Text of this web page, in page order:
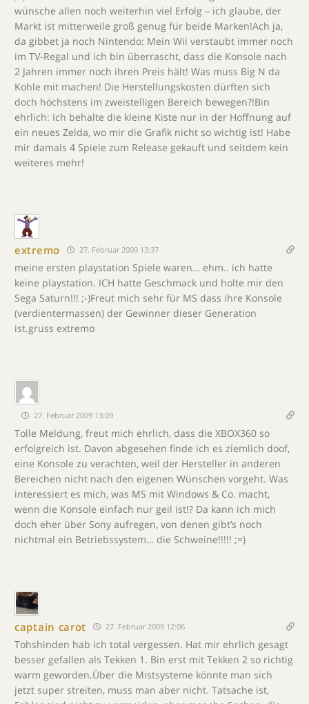
wünsche allen noch weiterhin viel Erfolg – ich glaube, der
Markt ist mitterweile groß genug für beide Marken!Ach ja,
da gibbet ja noch Nintendo: Mein Wii verstaubt immer noch
im TV-Regal und ich bin überrascht, dass die Konsole nach
2 Jahren immer noch ihren Preis hält! Was muss Big N da
Kohle mit machen! Die Herstellungskosten dürften sich
doch höchstens im zweistelligen Bereich bewegen?!Bin
ehrlich: Ich behalte die kleine Kiste nur in der Hoffnung auf
ein neues Zelda, wo mir die Grafik nicht so wichtig ist! Habe
mir damals 4 Spiele zum Release gekauft und seitdem kein
weiteres mehr!
extremo 27. Februar 2009 13:37
meine ersten playstation Spiele waren… ehm.. ich hatte
keine playstation. ICH hatte Geschmack und holte mir den
Sega Saturn!!! ;-)Freut mich sehr für MS dass ihre Konsole
(verdientermassen) der Gewinner dieser Generation
ist.gruss extremo
27. Februar 2009 13:09
Tolle Meldung, freut mich ehrlich, dass die XBOX360 so
erfolgreich ist. Davon abgesehen finde ich es ziemlich doof,
eine Konsole zu verachten, weil der Hersteller in anderen
Bereichen nicht nach den eigenen Wünschen vorgeht. Was
interessiert es mich, was MS mit Windows & Co. macht,
wenn die Konsole einfach nur geil ist!? Da kann ich mich
doch eher über Sony aufregen, von denen gibt’s noch
nichtmal ein Betriebssystem… die Schweine!!!!! ;=)
captain carot 27. Februar 2009 12:06
Tohshinden hab ich total vergessen. Hat mir ehrlich gesagt
besser gefallen als Tekken 1. Bin erst mit Tekken 2 so richtig
warm geworden.Über die Mistsysteme könnte man sich
jetzt super streiten, muss man aber nicht. Tatsache ist,